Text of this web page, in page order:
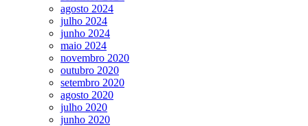
agosto 2024
julho 2024
junho 2024
maio 2024
novembro 2020
outubro 2020
setembro 2020
agosto 2020
julho 2020
junho 2020